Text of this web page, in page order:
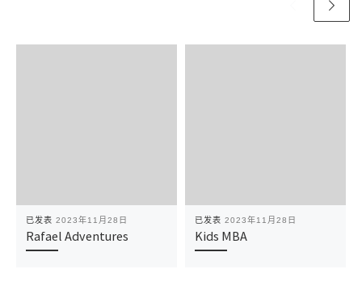
已发表 2023年11月28日
Rafael Adventures
已发表 2023年11月28日
Kids MBA